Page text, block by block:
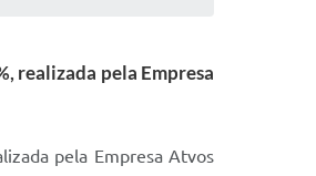
realizada pela Empresa
pela Empresa Atvos